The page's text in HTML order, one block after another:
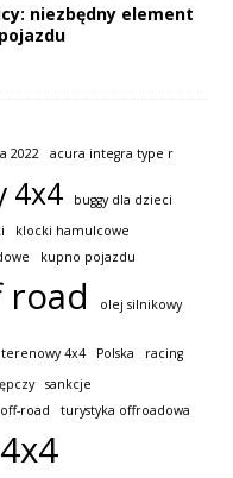
niezbędny element
2022 acura integra type r
4x4
buggy dla dzieci
klocki hamulcowe
kupno pojazdu
road olej silnikowy
4x4 Polska
racing
sankcje
road turystyka offroadowa